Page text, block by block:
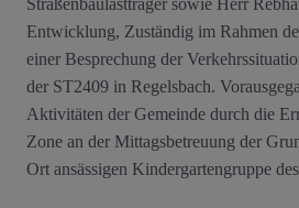
Entwicklung, Zuständig im Rahmen
einer Besprechung der
der ST2409 in Regelsbach.
Aktivitäten der Gemeinde durch die
Zone an der Mittagsbetreuung der
Ort ansässigen Kindergartengruppe